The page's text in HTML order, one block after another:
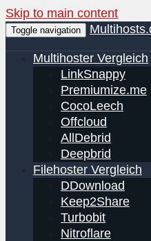
Skip to main content
Toggle navigation
Multihoster Vergleich
LinkSnappy
Premiumize.me
CocoLeech
Offcloud
AllDebrid
Deepbrid
Filehoster Vergleich
DDownload
Keep2Share
Turbobit
Nitroflare